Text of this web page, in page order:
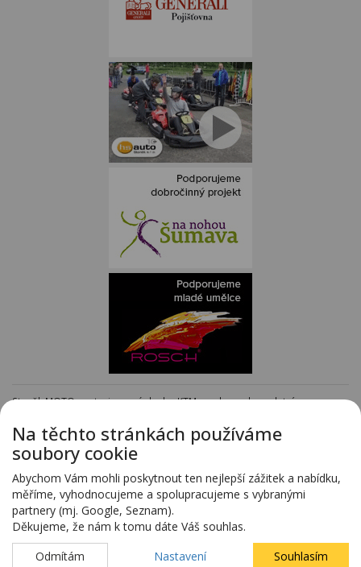
Staněk MOTO - autorizovaný dealer KTM - e-shop s kompletním
Předváděcí vozy - kompletní nabídka na specializovaných stránkách
www.predvadeci-vozy.cz
Vozy 4x4 a vozy SUV - kompletní nabídka na specializovaných stránkách
www.4x4-suv.cz
Firma HS Auto Staněk s.r.o. si vyhrazuje právo změny vyplývající z chyby
zadání.
Na těchto stránkách používáme
soubory cookie
Abychom Vám mohli poskytnout ten nejlepší zážitek a nabídku,
měříme, vyhodnocujeme a spolupracujeme s vybranými
partnery (mj. Google, Seznam).
Děkujeme, že nám k tomu dáte Váš souhlas.
Odmítám
Nastavení Souhlasím